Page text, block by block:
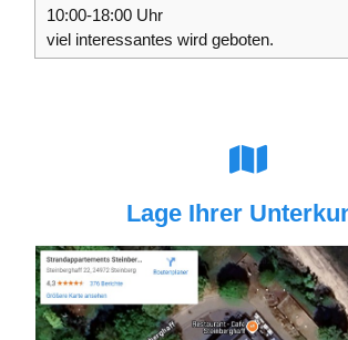
10:00-18:00 Uhr
viel interessantes wird geboten.
Lage Ihrer